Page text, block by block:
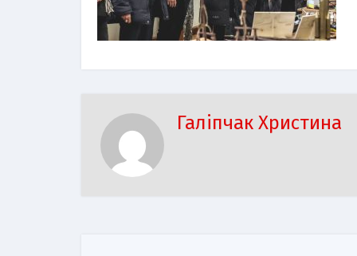
Галіпчак Христина